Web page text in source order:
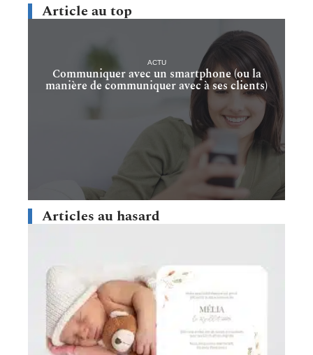
Article au top
ACTU
Communiquer avec un smartphone (ou la
manière de communiquer avec à ses clients)
Articles au hasard